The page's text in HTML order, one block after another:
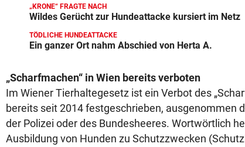
„KRONE“ FRAGTE NACH
Wildes Gerücht zur Hundeattacke kursiert im Netz
TÖDLICHE HUNDEATTACKE
Ein ganzer Ort nahm Abschied von Herta A.
„Scharfmachen“ in Wien bereits verboten
Im Wiener Tierhaltegesetz ist ein Verbot des
bereits seit 2014 festgeschrieben, ausgenommen
der Polizei oder des Bundesheeres. Wortwörtlich
Ausbildung von Hunden zu Schutzzwecken